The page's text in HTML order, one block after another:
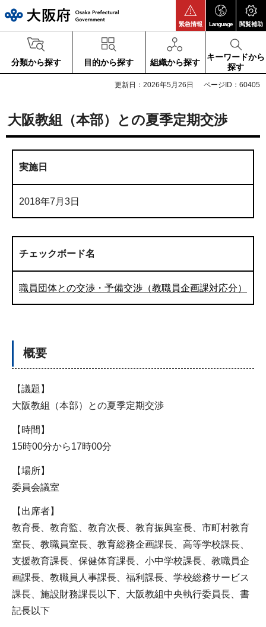
緊急情報 Language 閲覧補助
分類から探す 目的から探す 組織から探す
キーワードから
探す
更新日：2026年5月26日 ページID：60405
大阪教組（本部）との夏季定期交渉
実施日
2018年7月3日
チェックボード名
職員団体との交渉・予備交渉（教職員企画課対応分）
概要
【議題】
大阪教組（本部）との夏季定期交渉
【時間】
15時00分から17時00分
【場所】
委員会議室
【出席者】
教育長、教育監、教育次長、教育振興室長、市町村教育
室長、教職員室長、教育総務企画課長、高等学校課長、
支援教育課長、保健体育課長、小中学校課長、教職員企
画課長、教職員人事課長、福利課長、学校総務サービス
課長、施設財務課長以下、大阪教組中央執行委員長、書
記長以下